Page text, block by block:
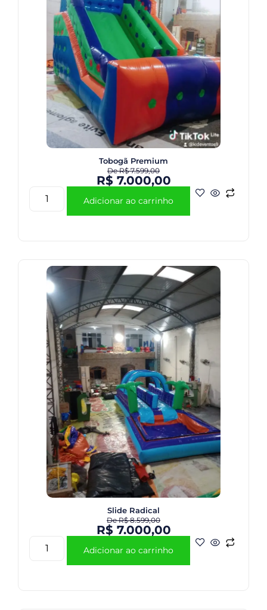
Tobogã Premium
DeR$7.599,00
R$7.000,00
Adicionar ao carrinho
Slide Radical
DeR$8.599,00
R$7.000,00
Adicionar ao carrinho